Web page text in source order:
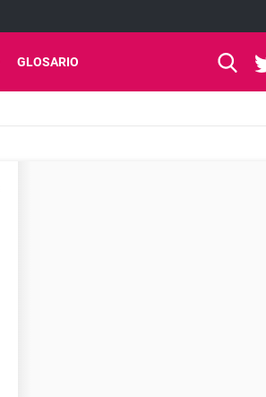
GLOSARIO